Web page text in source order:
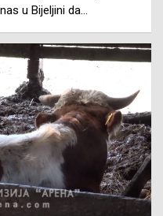
u Bijeljini da…